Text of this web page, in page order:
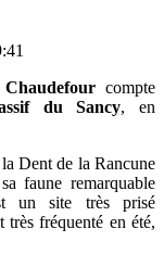
compte
du Sancy, en
Dent de la Rancune
faune remarquable
un site très prisé
très fréquenté en été,